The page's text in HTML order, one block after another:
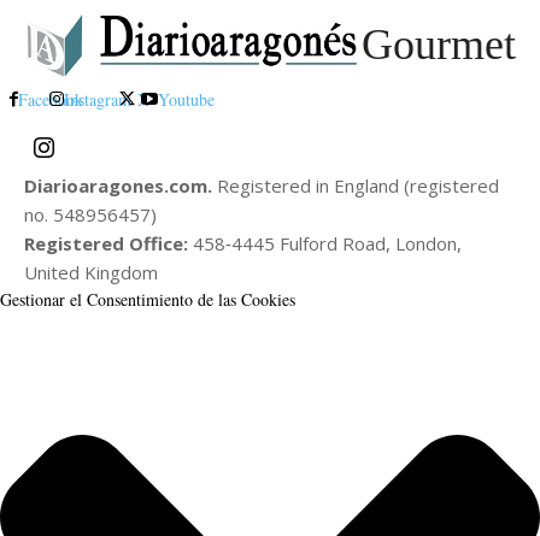
Gourmet
FacebookInstagram X Youtube
Diarioaragones.com. Registered in England (registered
no. 548956457)
Registered Office: 458‑4445 Fulford Road, London,
United Kingdom
Gestionar el Consentimiento de las Cookies